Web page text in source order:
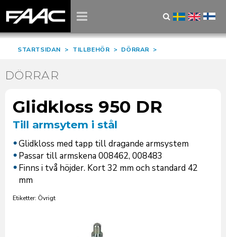
STARTSIDAN > TILLBEHÖR > DÖRRAR >
DÖRRAR
Glidkloss 950 DR
Till armsytem i stål
Glidkloss med tapp till dragande armsystem
Passar till armskena 008462, 008483
Finns i två höjder. Kort 32 mm och standard 42
mm
Etiketter: Övrigt